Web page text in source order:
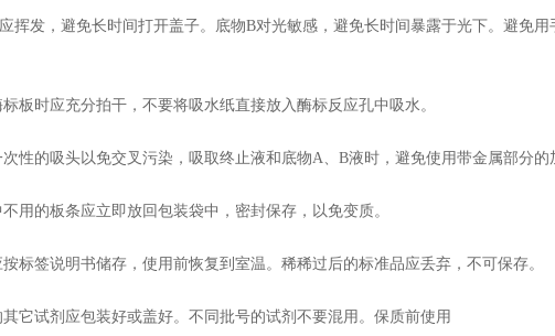
，避免长时间打开盖子。底物B对光敏感，避免长时间暴露于光下。避免用
时应充分拍干，不要将吸水纸直接放入酶标反应孔中吸水。
的吸头以免交叉污染，吸取终止液和底物A、B液时，避免使用带金属部分的
的板条应立即放回包装袋中，密封保存，以免变质。
签说明书储存，使用前恢复到室温。稀稀过后的标准品应丢弃，不可保存。
试剂应包装好或盖好。不同批号的试剂不要混用。保质前使用